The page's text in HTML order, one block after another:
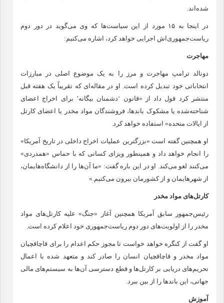
شده‌اند.
در اینجا به ۱۵ مورد از این سیاست‌ها که وی می‌گوید در دور دوم
ریاست‌جمهوری‌اش اجرایی خواهد کرد، اشاره می‌کنیم:
مهاجرت
دونالد ترامپ مهاجرت و مرز را به یک موضوع اصلی در مبارزات
انتخاباتی خود تبدیل کرده است. او در مقاله‌ای که تقریباً یک هفته قبل
منتشر کرد قول داد از «قانون ‘دشمنان بیگانه’ برای اخراج اعضای
شناخته‌شده یا مشکوک باندها، فروشندگان مواد مخدر یا اعضای کارتل
از ایالات متحده» استفاده خواهد کرد.
او همچنین گفته است «بزرگترین عملیات اخراج داخلی در تاریخ آمریکا»
را انجام خواهد داد و همینطور ویزای کسانی که با حماس «همدردی»
می‌کنند لغو می‌کند. او در این باره گفت: «ما آن‌ها را از دانشگاه‌هایمان،
از شهرهایمان و از کشورمان بیرون می‌کنیم.»
کارتل‌های مواد مخدر
رئیس‌جمهور سابق آمریکا همچنین آغاز «جنگ» علیه کارتل‌های مواد
مخدر را از اولویت‌های دور دوم ریاست‌جمهوری خود اعلام کرده است.
او گفت از کنگره خواهد خواست تا مجوز حکم اعدام را برای قاچاقچیان
مواد مخدر و قاچاقچیان انسان را صادر کند و متعهد شده با اعمال
تحریم‌های دریایی بر کارتل‌ها و قطع دسترسی آن‌ها به سیستم‌های مالی
جهانی، این باند‌ها را از بین ببرد.
آموزش